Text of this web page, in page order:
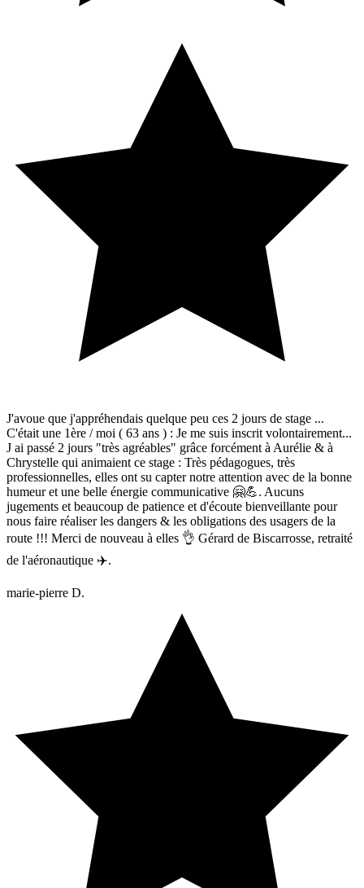
J'avoue que j'appréhendais quelque peu ces 2 jours de stage ...
C'était une 1ère / moi ( 63 ans ) : Je me suis inscrit volontairement...
J ai passé 2 jours "très agréables" grâce forcément à Aurélie & à
Chrystelle qui animaient ce stage : Très pédagogues, très
professionnelles, elles ont su capter notre attention avec de la bonne
humeur et une belle énergie communicative 🤗💪. Aucuns
jugements et beaucoup de patience et d'écoute bienveillante pour
nous faire réaliser les dangers & les obligations des usagers de la
route !!! Merci de nouveau à elles 👌 Gérard de Biscarrosse, retraité
de l'aéronautique ✈️.
marie-pierre D.